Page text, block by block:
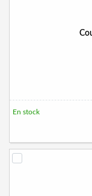
En stock